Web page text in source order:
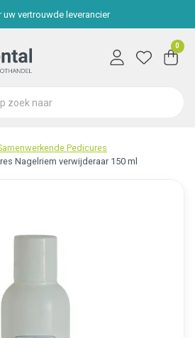
uw vertrouwde leverancier
0
Pedicures
Nagelriem verwijderaar 150 ml